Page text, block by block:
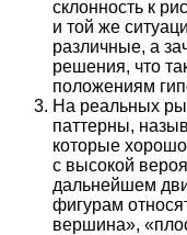
склонность к
и той же
различные, а
решения, что
положениям
На реальных
паттерны,
которые
с высокой
дальнейшем
фигурам
вершина»,